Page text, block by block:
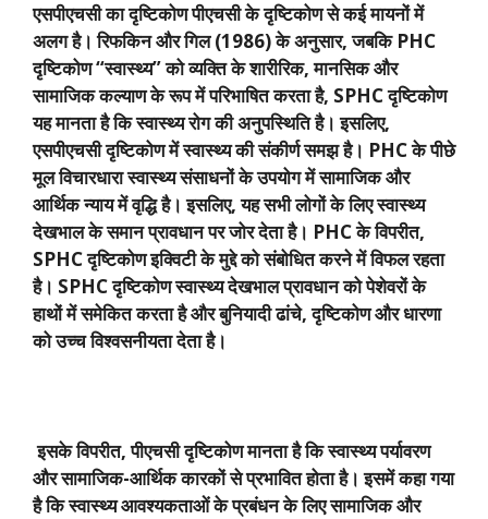
एसपीएचसी का दृष्टिकोण पीएचसी के दृष्टिकोण से कई मायनों में
अलग है। रिफकिन और गिल (1986)के अनुसार,जबकि PHC
दृष्टिकोण “स्वास्थ्य” को व्यक्ति के शारीरिक,मानसिक और
सामाजिक कल्याण के रूप में परिभाषित करता है, SPHCदृष्टिकोण
यह मानता है कि स्वास्थ्य रोग की अनुपस्थिति है। इसलिए,
एसपीएचसी दृष्टिकोण में स्वास्थ्य की संकीर्ण समझ है। PHCके पीछे
मूल विचारधारा स्वास्थ्य संसाधनों के उपयोग में सामाजिक और
आर्थिक न्याय में वृद्धि है। इसलिए,यह सभी लोगों के लिए स्वास्थ्य
देखभाल के समान प्रावधान पर जोर देता है। PHCके विपरीत,
SPHCदृष्टिकोण इक्विटी के मुद्दे को संबोधित करने में विफल रहता
है। SPHCदृष्टिकोण स्वास्थ्य देखभाल प्रावधान को पेशेवरों के
हाथों में समेकित करता है और बुनियादी ढांचे,दृष्टिकोण और धारणा
को उच्च विश्वसनीयता देता है।
इसके विपरीत,पीएचसी दृष्टिकोण मानता है कि स्वास्थ्य पर्यावरण
और सामाजिक-आर्थिक कारकों से प्रभावित होता है। इसमें कहा गया
है कि स्वास्थ्य आवश्यकताओं के प्रबंधन के लिए सामाजिक और